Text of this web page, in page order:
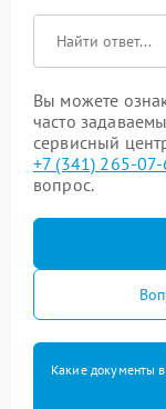
Вы можете
часто
сервисный
+7 (341) 265-
вопрос.
Какие документы